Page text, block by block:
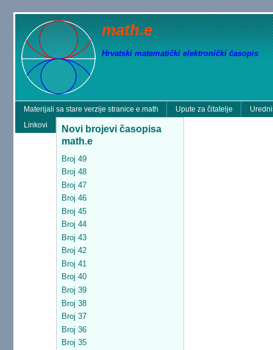
math.e
Hrvatski matematički elektronički časopis
Materijali sa stare verzije stranice e.math Upute za čitatelje
Linkovi
Novi brojevi časopisa
math.e
Broj 49
Broj 48
Broj 47
Broj 46
Broj 45
Broj 44
Broj 43
Broj 42
Broj 41
Broj 40
Broj 39
Broj 38
Broj 37
Broj 36
Broj 35